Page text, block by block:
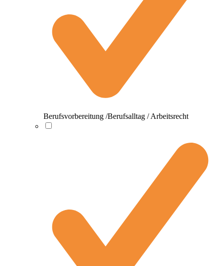
Berufsvorbereitung /Berufsalltag / Arbeitsrecht